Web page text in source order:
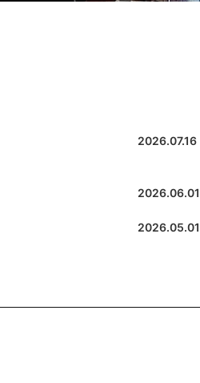
2026.07.16
2026.06.01
2026.05.01